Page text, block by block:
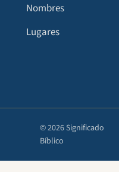
Nombres
Lugares
© 2026 Significado
Bíblico